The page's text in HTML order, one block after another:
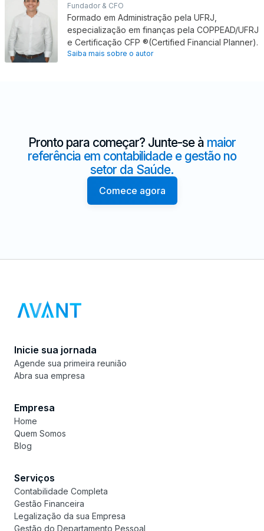
Fundador & CFO
Formado em Administração pela UFRJ,
especialização em finanças pela COPPEAD/UFRJ
e Certificação CFP ®(Certified Financial Planner).
Saiba mais sobre o autor
Pronto para começar? Junte-se à maior
referência em contabilidade e gestão no
setor da Saúde.
Comece agora
Inicie sua jornada
Agende sua primeira reunião
Abra sua empresa
Empresa
Home
Quem Somos
Blog
Serviços
Contabilidade Completa
Gestão Financeira
Legalização da sua Empresa
Gestão do Departamento Pessoal